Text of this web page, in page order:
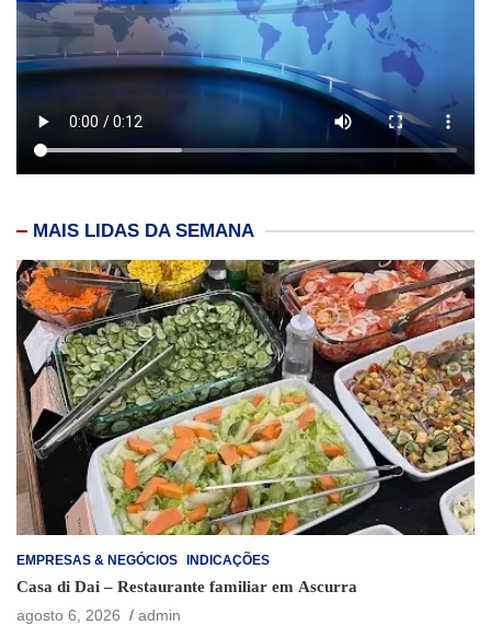
MAIS LIDAS DA SEMANA
EMPRESAS & NEGÓCIOS INDICAÇÕES
Casa di Dai – Restaurante familiar em Ascurra
agosto 6, 2026
admin